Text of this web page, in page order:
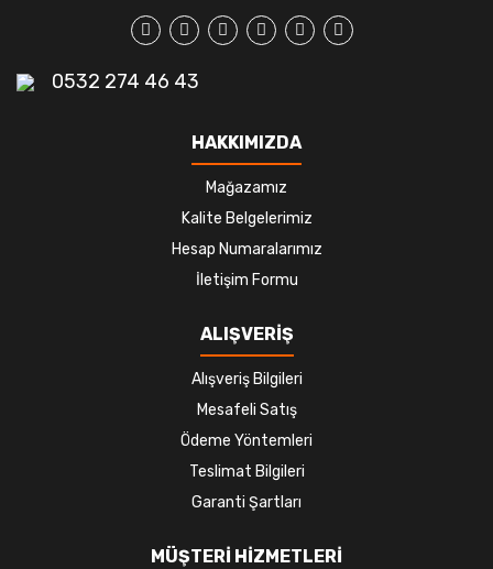
0532 274 46 43
HAKKIMIZDA
Mağazamız
Kalite Belgelerimiz
Hesap Numaralarımız
İletişim Formu
ALIŞVERİŞ
Alışveriş Bilgileri
Mesafeli Satış
Ödeme Yöntemleri
Teslimat Bilgileri
Garanti Şartları
MÜŞTERİ HİZMETLERİ